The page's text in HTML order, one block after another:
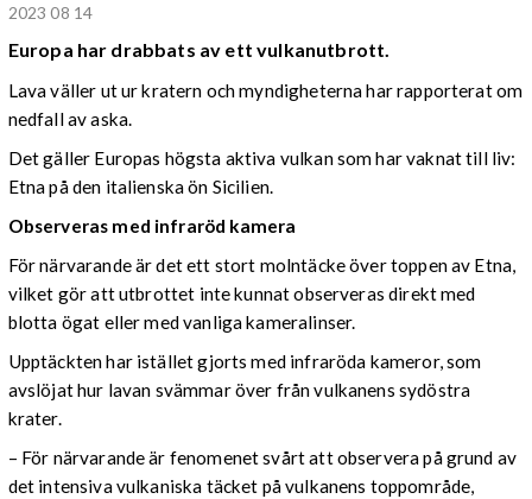
2023 08 14
Europa har drabbats av ett vulkanutbrott.
Lava väller ut ur kratern och myndigheterna har rapporterat om
nedfall av aska.
Det gäller Europas högsta aktiva vulkan som har vaknat till liv:
Etna på den italienska ön Sicilien.
Observeras med infraröd kamera
För närvarande är det ett stort molntäcke över toppen av Etna,
vilket gör att utbrottet inte kunnat observeras direkt med
blotta ögat eller med vanliga kameralinser.
Upptäckten har istället gjorts med infraröda kameror, som
avslöjat hur lavan svämmar över från vulkanens sydöstra
krater.
– För närvarande är fenomenet svårt att observera på grund av
det intensiva vulkaniska täcket på vulkanens toppområde,